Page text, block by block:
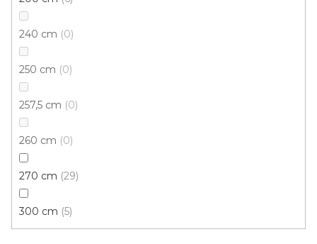
240 cm 0
250 cm 0
257,5 cm 0
260 cm 0
270 cm 29
300 cm 5